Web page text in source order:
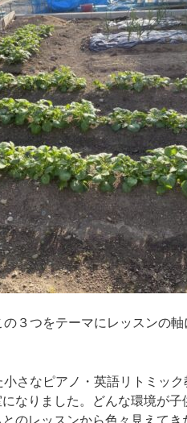
の３つをテーマにレッスンの
さなピアノ・英語リトミッ
なりました。どんな環境が